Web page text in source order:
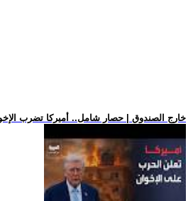
.. خارج الصندوق | حصار شامل.. أميركا تضرب